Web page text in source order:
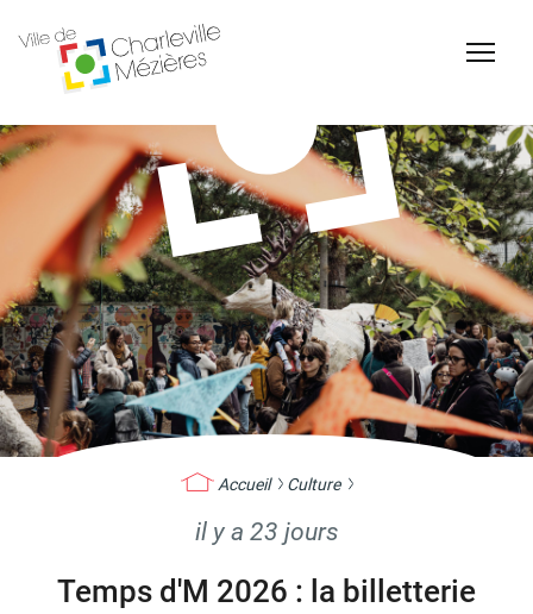
Billetterie Théâtre Espace Famille
Carte d'identité /
Naissance et
reconnaissance d'un
Accueil Culture
il y a 23 jours
Temps d'M 2026 : la billetterie